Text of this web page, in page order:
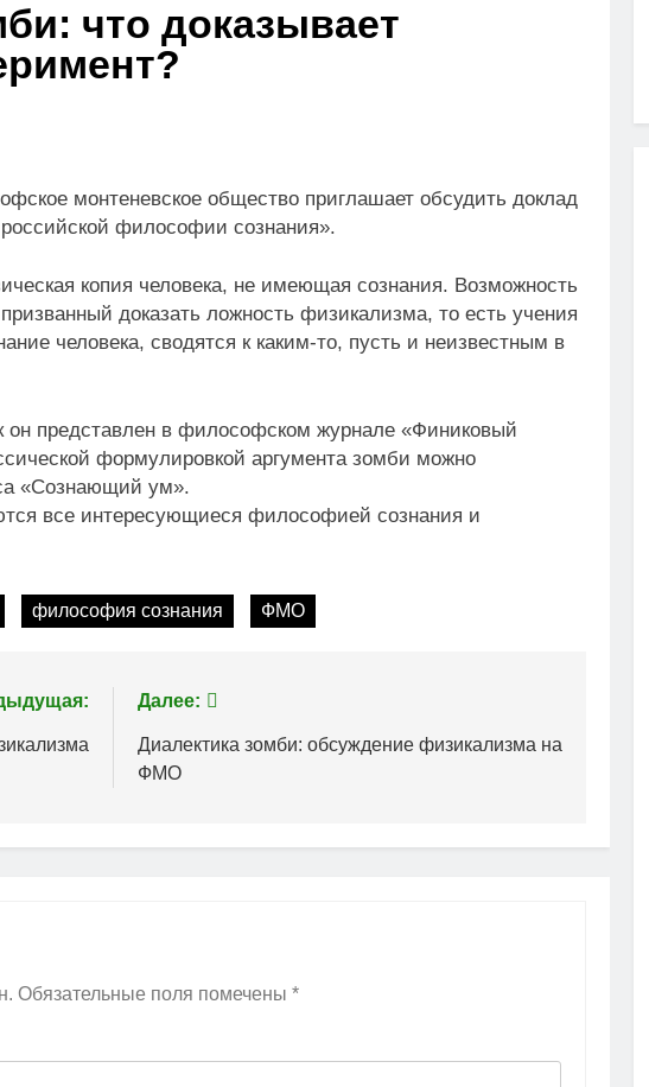
что доказывает
монтеневское общество приглашает обсудить доклад
философии сознания».
копия человека, не имеющая сознания. Возможность
доказать ложность физикализма, то есть учения
человека, сводятся к каким-то, пусть и неизвестным в
он представлен в философском журнале «Финиковый
формулировкой аргумента зомби можно
«Сознающий ум».
все интересующиеся философией сознания и
философия сознания ФМО
Далее:
Диалектика зомби: обсуждение физикализма на
ФМО
Обязательные поля помечены *